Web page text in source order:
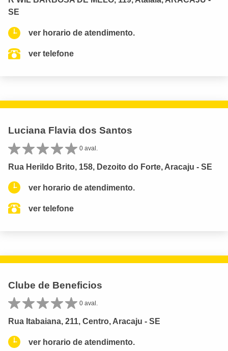
SE
ver horario de atendimento.
ver telefone
Luciana Flavia dos Santos
0 aval.
Rua Herildo Brito, 158, Dezoito do Forte, Aracaju - SE
ver horario de atendimento.
ver telefone
Clube de Beneficios
0 aval.
Rua Itabaiana, 211, Centro, Aracaju - SE
ver horario de atendimento.